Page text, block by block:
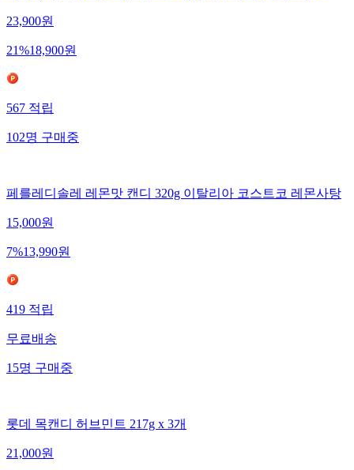
23,900원
21%18,900원
567적립
102명구매중
페를레디솔레 레몬맛 캔디 320g 이탈리아 코스트코 레몬사탕
15,000원
7%13,990원
419적립
무료배송
15명구매중
롯데 목캔디 허브민트 217g x 3개
21,000원